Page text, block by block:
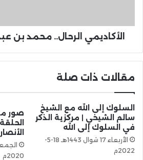
الأكاديمي الرحال.. محمد بن
مقالات ذات صلة
السلوك إلى الله مع الشيخ
سالم الشيخي | مركزية الذكر
في السلوك إلى الله
الأربعاء 17 شوال 1443هـ 18-5-
2022م
صور
2020م